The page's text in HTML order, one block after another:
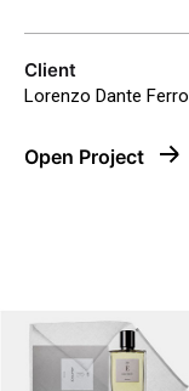
Client
Lorenzo Dante Ferro
Open Project